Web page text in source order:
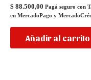
$ 88.500,00 Pagá seguro con
en MercadoPago y
Añadir al carrito